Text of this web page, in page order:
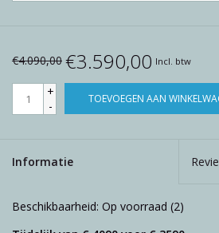
€4.090,00 €3.590,00 Incl. btw
+
-
TOEVOEGEN AAN
Informatie
Beschikbaarheid: Op voorraad (2)